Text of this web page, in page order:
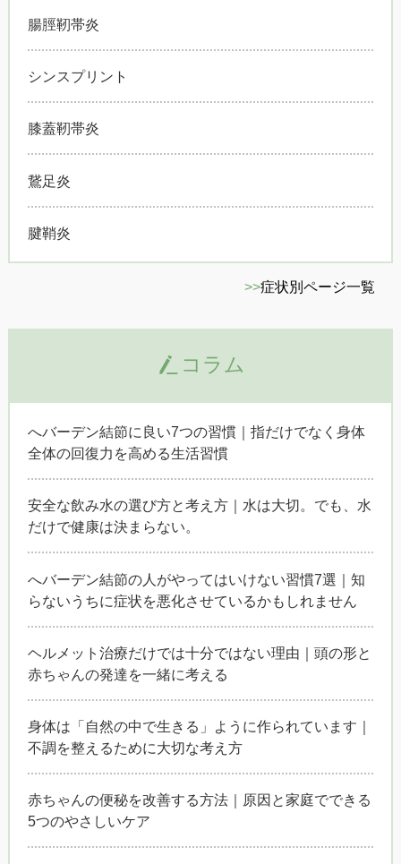
腸脛靭帯炎
シンスプリント
膝蓋靭帯炎
鵞足炎
腱鞘炎
>>症状別ページ一覧
コラム
へバーデン結節に良い7つの習慣｜指だけでなく身体
全体の回復力を高める生活習慣
安全な飲み水の選び方と考え方｜水は大切。でも、水
だけで健康は決まらない。
へバーデン結節の人がやってはいけない習慣7選｜知
らないうちに症状を悪化させているかもしれません
ヘルメット治療だけでは十分ではない理由｜頭の形と
赤ちゃんの発達を一緒に考える
身体は「自然の中で生きる」ように作られています｜
不調を整えるために大切な考え方
赤ちゃんの便秘を改善する方法｜原因と家庭でできる
5つのやさしいケア